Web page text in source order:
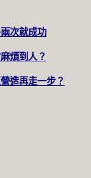
次就成功
煩到人？
造再走一步？